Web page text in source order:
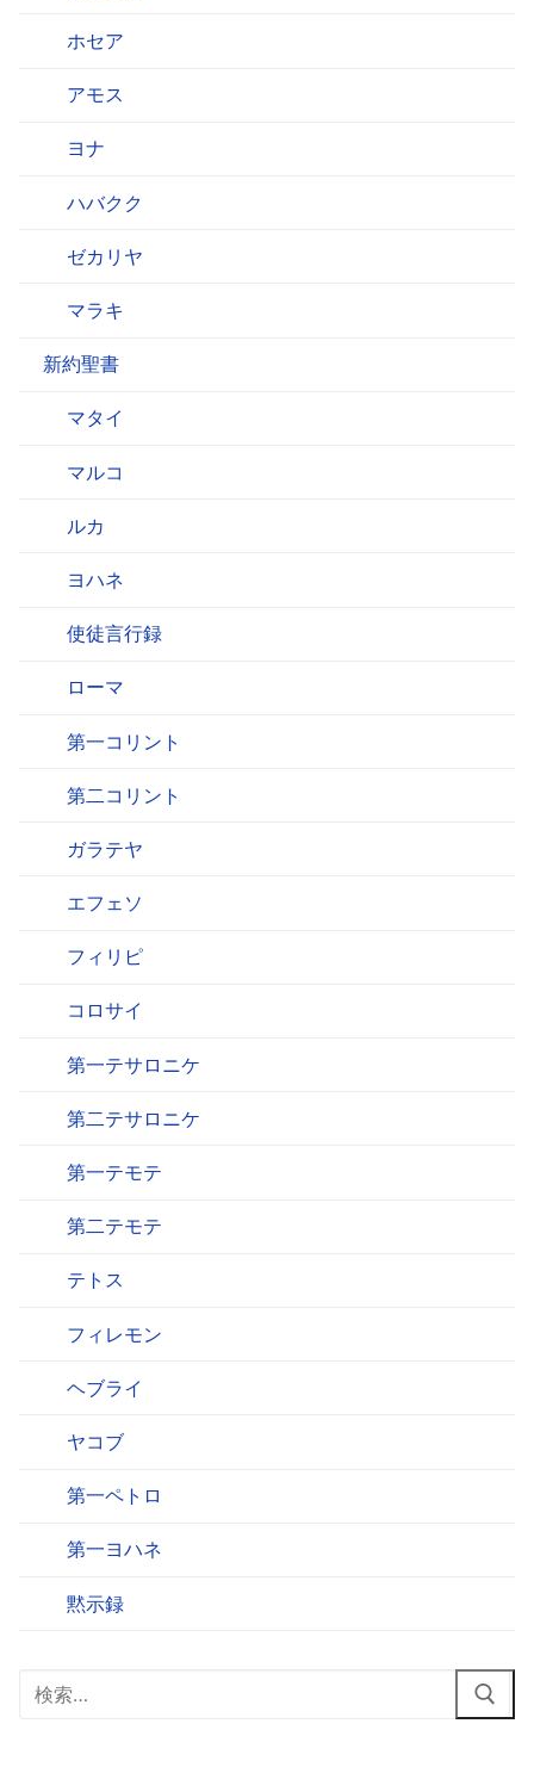
ホセア
アモス
ヨナ
ハバクク
ゼカリヤ
マラキ
新約聖書
マタイ
マルコ
ルカ
ヨハネ
使徒言行録
ローマ
第一コリント
第二コリント
ガラテヤ
エフェソ
フィリピ
コロサイ
第一テサロニケ
第二テサロニケ
第一テモテ
第二テモテ
テトス
フィレモン
ヘブライ
ヤコブ
第一ペトロ
第一ヨハネ
黙示録